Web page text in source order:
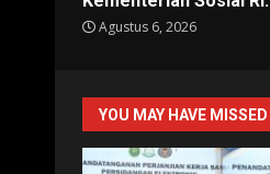
Agustus 6, 2026
YOU MAY HAVE MISSED